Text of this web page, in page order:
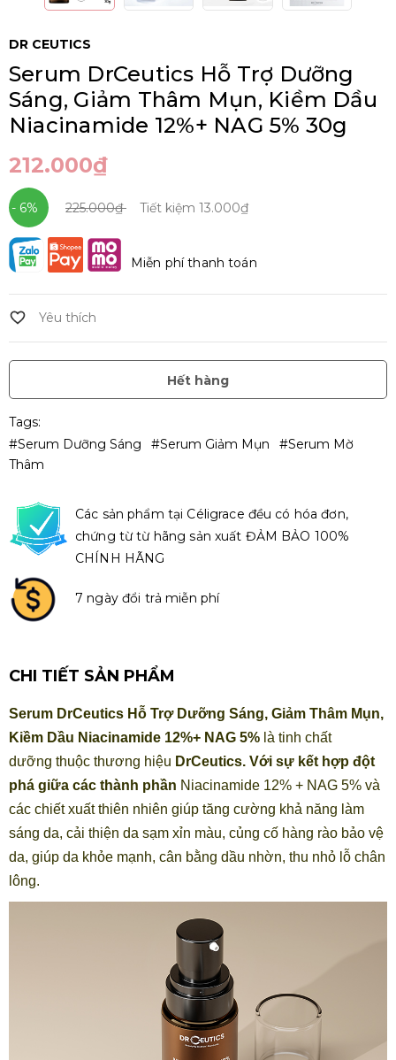
DR CEUTICS
Serum DrCeutics Hỗ Trợ Dưỡng
Sáng, Giảm Thâm Mụn, Kiềm Dầu
Niacinamide 12%+ NAG 5% 30g
212.000₫
- 6% 225.000₫ Tiết kiệm 13.000₫
Miễn phí thanh toán
Hết hàng
Tags:
#Serum Dưỡng Sáng
#serum Giảm Mụn
#serum Mờ
Thâm
Các sản phẩm tại Céligrace đều có hóa đơn,
chứng từ từ hãng sản xuất ĐẢM BẢO 100%
CHÍNH HÃNG
7 ngày đổi trả miễn phí
CHI TIẾT SẢN PHẨM
Serum DrCeutics Hỗ Trợ Dưỡng Sáng, Giảm Thâm Mụn,
Kiềm Dầu Niacinamide 12%+ NAG 5% là tinh chất
dưỡng thuộc thương hiệu DrCeutics. Với sự kết hợp đột
phá giữa các thành phần Niacinamide 12% + NAG 5% và
các chiết xuất thiên nhiên giúp tăng cường khả năng làm
sáng da, cải thiện da sạm xỉn màu, củng cố hàng rào bảo vệ
da, giúp da khỏe mạnh, cân bằng dầu nhờn, thu nhỏ lỗ chân
lông.